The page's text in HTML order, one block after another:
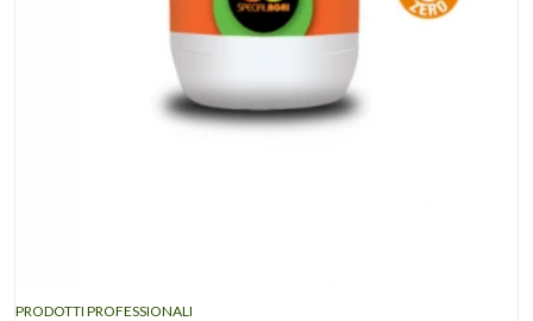
PRODOTTI PROFESSIONALI